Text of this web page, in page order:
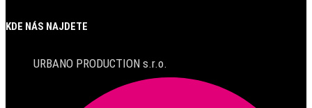
KDE NÁS NAJDETE
URBANO PRODUCTION s.r.o.